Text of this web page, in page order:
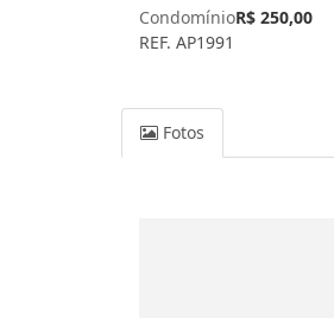
CondomínioR$ 250,00
REF. AP1991
Fotos